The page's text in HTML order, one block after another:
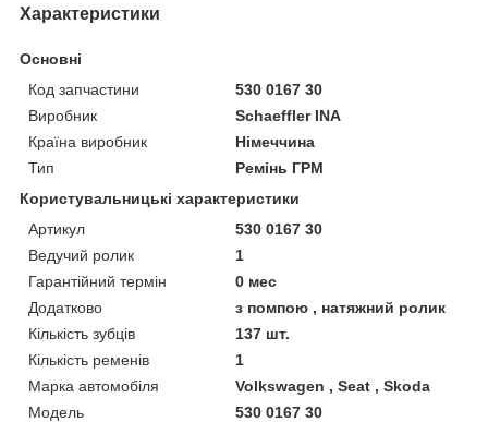
Характеристики
Основні
Код запчастини
530 0167 30
Виробник
Schaeffler INA
Країна виробник
Німеччина
Тип
Ремінь ГРМ
Користувальницькі характеристики
Артикул
530 0167 30
Ведучий ролик
1
Гарантійний термін
0 мес
Додатково
з помпою , натяжний ролик
Кількість зубців
137 шт.
Кількість ременів
1
Марка автомобіля
Volkswagen , Seat , Skoda
Мoдель
530 0167 30